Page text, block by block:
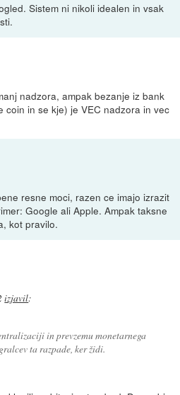
Sistem ni nikoli idealen in vsak
nadzora, ampak bezanje iz bank
coin in se kje) je VEC nadzora in vec
resne moci, razen ce imajo izrazit
Google ali Apple. Ampak taksne
kot pravilo.
izjavil:
in prevzemu monetarnega
ta razpade, ker židi.